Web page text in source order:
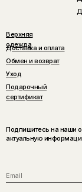
Доставка и оплата
Обмен и возврат
Уход
Подарочный
сертификат
Подпишитесь на наши
актуальную
Верхняя
одежда